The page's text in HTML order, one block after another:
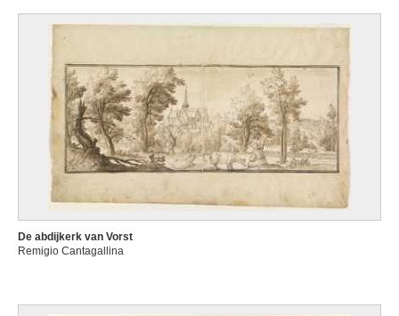
De abdijkerk van Vorst
Remigio Cantagallina